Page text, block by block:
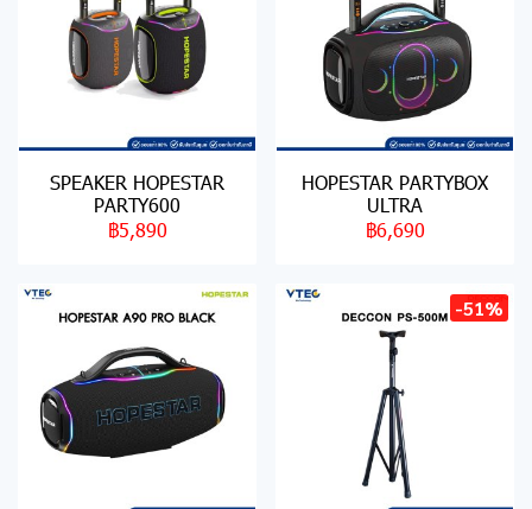
SPEAKER HOPESTAR
PARTY600
฿5,890
HOPESTAR PARTYBOX
ULTRA
฿6,690
-51%